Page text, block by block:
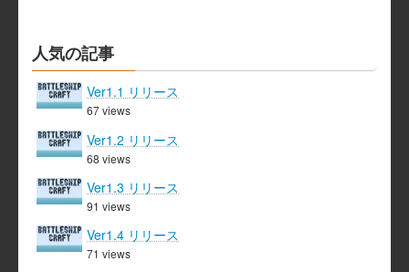
人気の記事
Ver1.1 リリース
67 views
Ver1.2 リリース
68 views
Ver1.3 リリース
91 views
Ver1.4 リリース
71 views